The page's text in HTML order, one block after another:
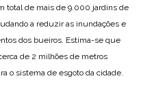
total de mais de 9.000 jardins de
a reduzir as inundações e
dos bueiros. Estima-se que
de 2 milhões de metros
o sistema de esgoto da cidade.